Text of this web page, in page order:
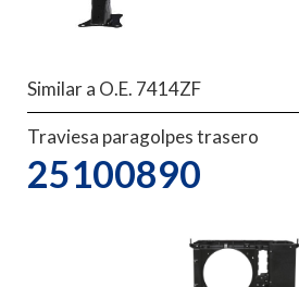
Similar a O.E. 7414ZF
Traviesa paragolpes trasero
25100890